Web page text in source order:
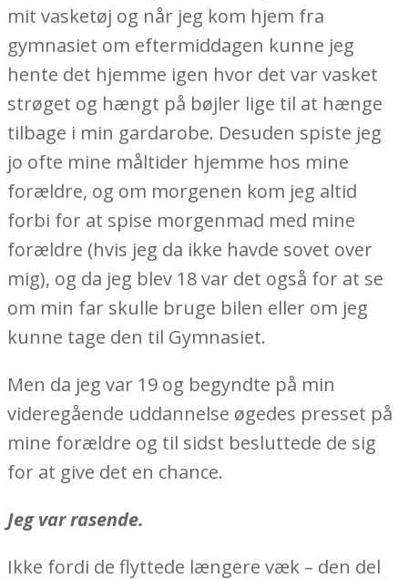
mit vasketøj og når jeg kom hjem fra
gymnasiet om eftermiddagen kunne jeg
hente det hjemme igen hvor det var vasket
strøget og hængt på bøjler lige til at hænge
tilbage i min gardarobe. Desuden spiste jeg
jo ofte mine måltider hjemme hos mine
forældre, og om morgenen kom jeg altid
forbi for at spise morgenmad med mine
forældre (hvis jeg da ikke havde sovet over
mig), og da jeg blev 18 var det også for at se
om min far skulle bruge bilen eller om jeg
kunne tage den til Gymnasiet.
Men da jeg var 19 og begyndte på min
videregående uddannelse øgedes presset på
mine forældre og til sidst besluttede de sig
for at give det en chance.
Jeg var rasende.
Ikke fordi de flyttede længere væk – den del